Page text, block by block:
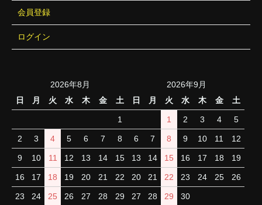
会員登録
ログイン
2026年8月
日
月 火 水 木 金 土
1
2 3 4 5 6 7 8
9 10 11 12 13 14 15
16 17 18 19 20 21 22
23 24 25 26 27 28 29
2026年9月
日
月 火 水 木 金 土
1 2 3 4 5
6 7 8 9 10 11 12
13 14 15 16 17 18 19
20 21 22 23 24 25 26
27 28 29 30